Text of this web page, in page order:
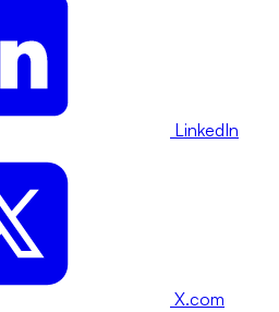
LinkedIn
X.com